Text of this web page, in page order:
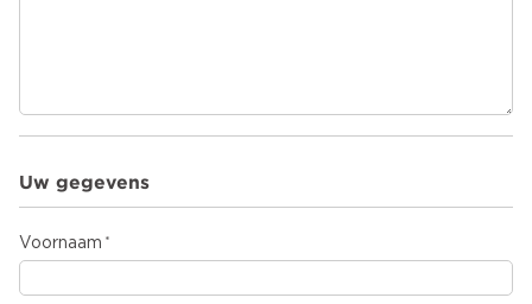
Uw gegevens
Voornaam